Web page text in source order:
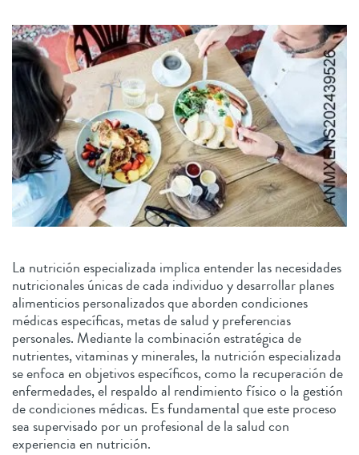
La nutrición especializada implica entender las necesidades
nutricionales únicas de cada individuo y desarrollar planes
alimenticios personalizados que aborden condiciones
médicas específicas, metas de salud y preferencias
personales. Mediante la combinación estratégica de
nutrientes, vitaminas y minerales, la nutrición especializada
se enfoca en objetivos específicos, como la recuperación de
enfermedades, el respaldo al rendimiento físico o la gestión
de condiciones médicas. Es fundamental que este proceso
sea supervisado por un profesional de la salud con
experiencia en nutrición.